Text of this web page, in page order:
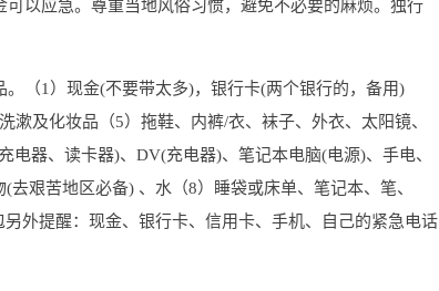
以应急。尊重当地风俗习惯，避免不必要的麻烦。独行
（1）现金(不要带太多)，银行卡(两个银行的，备用)
漱及化妆品（5）拖鞋、内裤/衣、袜子、外衣、太阳镜、
器、读卡器)、DV(充电器)、笔记本电脑(电源)、手电、
艰苦地区必备) 、水（8）睡袋或床单、笔记本、笔、
外提醒：现金、银行卡、信用卡、手机、自己的紧急电话